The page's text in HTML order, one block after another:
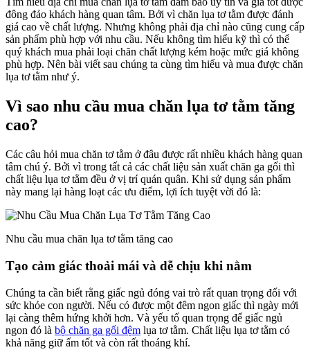
đông đảo khách hàng quan tâm. Bởi vì chăn lụa tơ tằm được đánh
giá cao về chất lượng. Nhưng không phải địa chỉ nào cũng cung cấp
sản phẩm phù hợp với nhu cầu. Nếu không tìm hiểu kỹ thì có thể
quý khách mua phải loại chăn chất lượng kém hoặc mức giá không
phù hợp. Nên bài viết sau chúng ta cùng tìm hiểu và mua được chăn
lụa tơ tằm như ý.
Vì sao nhu cầu mua chăn lụa tơ tằm tăng
cao?
Các câu hỏi mua chăn tơ tằm ở đâu được rất nhiều khách hàng quan
tâm chú ý. Bởi vì trong tất cả các chất liệu sản xuất chăn ga gối thì
chất liệu lụa tơ tằm đều ở vị trí quán quân. Khi sử dụng sản phẩm
này mang lại hàng loạt các ưu điểm, lợi ích tuyệt vời đó là:
Nhu cầu mua chăn lụa tơ tằm tăng cao
Tạo cảm giác thoải mái và dễ chịu khi nằm
Chúng ta cần biết rằng giấc ngủ đóng vai trò rất quan trọng đối với
sức khỏe con người. Nếu có được một đêm ngon giấc thì ngày mới
lại càng thêm hứng khởi hơn. Và yếu tố quan trọng để giấc ngủ
ngon đó là bộ chăn ga gối đệm lụa tơ tằm. Chất liệu lụa tơ tằm có
khả năng giữ ấm tốt và còn rất thoáng khí.